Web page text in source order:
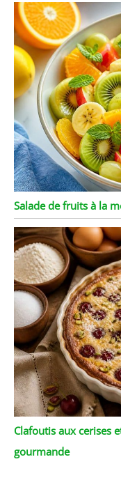
Salade de fruits à la
Clafoutis aux cerises
gourmande